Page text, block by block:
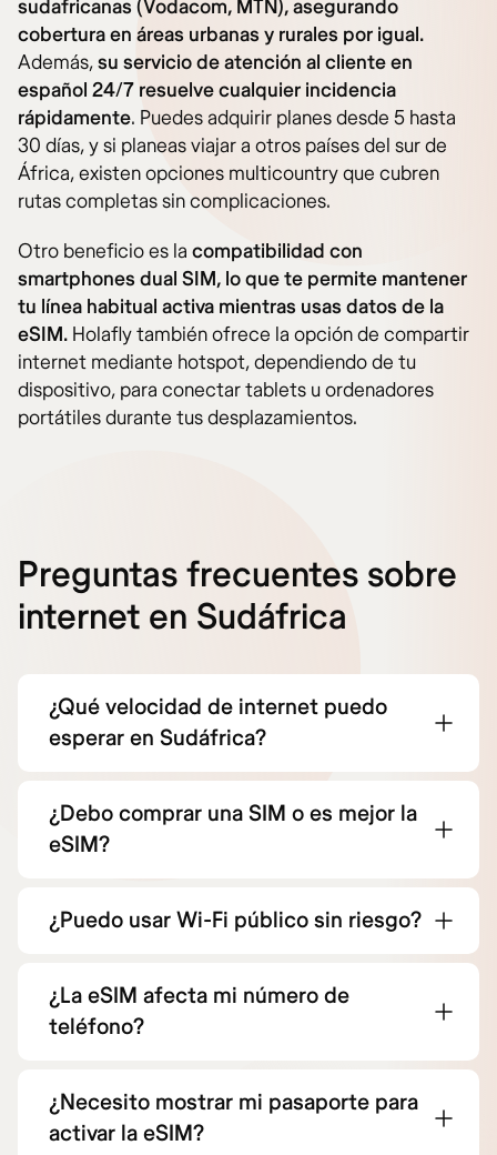
sudafricanas (Vodacom, MTN), asegurando
cobertura en áreas urbanas y rurales por igual.
Además,su servicio de atención al cliente en
español 24/7 resuelve cualquier incidencia
rápidamente. Puedes adquirir planes desde 5 hasta
30 días, y si planeas viajar a otros países del sur de
África, existen opciones multicountry que cubren
rutas completas sin complicaciones.
Otro beneficio es la compatibilidad con
smartphones dual SIM, lo que te permite mantener
tu línea habitual activa mientras usas datos de la
eSIM. Holafly también ofrece la opción de compartir
internet mediante hotspot, dependiendo de tu
dispositivo, para conectar tablets u ordenadores
portátiles durante tus desplazamientos.
Preguntas frecuentes sobre
internet en Sudáfrica
¿Qué velocidad de internet puedo
esperar en Sudáfrica?
¿Debo comprar una SIM o es mejor la
eSIM?
¿Puedo usar Wi-Fi público sin riesgo?
¿La eSIM afecta mi número de
teléfono?
¿Necesito mostrar mi pasaporte para
activar la eSIM?